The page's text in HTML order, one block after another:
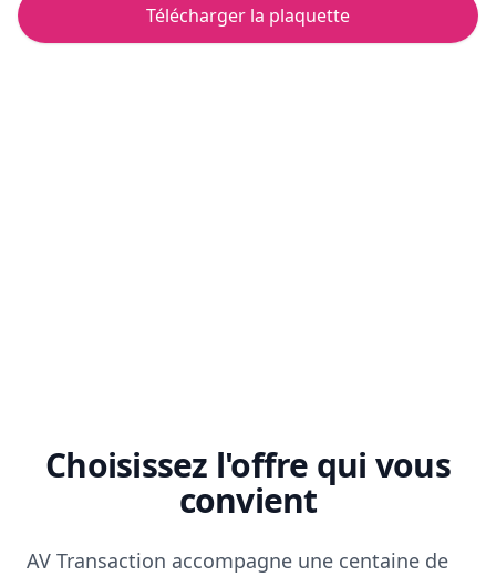
Télécharger la plaquette
Choisissez l'offre qui vous
convient
AV Transaction accompagne une centaine de